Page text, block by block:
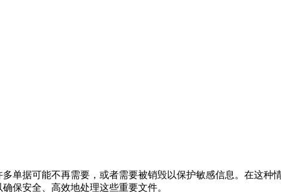
单据可能不再需要，或者需要被销毁以保护敏感信息。在这种
保安全、高效地处理这些重要文件。